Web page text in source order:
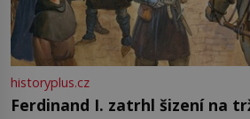
historyplus.cz
Ferdinand I. zatrhl šizení na